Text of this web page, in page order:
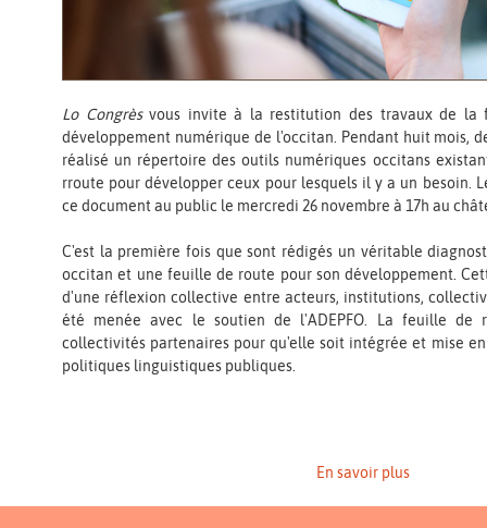
Lo Congrèsvous invite à la restitution des travaux de la
développement numérique de l'occitan. Pendant huit mois,
réalisé un répertoire des outils numériques occitans
rroute pour développer ceux pour lesquels il y a un besoin.
ce document au public le mercredi 26 novembre à 17h au
C'est la première fois que sont rédigés un véritable
occitan et une feuille de route pour son développement.
d'une réflexion collective entre acteurs, institutions,
été menée avec le soutien de l'ADEPFO. La feuille de
collectivités partenaires pour qu'elle soit intégrée et mise
politiques linguistiques publiques.
En savoir plus